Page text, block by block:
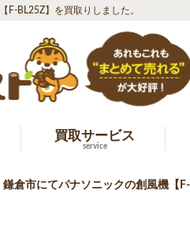
F-BL25Z】を買取りしました。
買取サービス
service
鎌倉市にてパナソニックの創風機【